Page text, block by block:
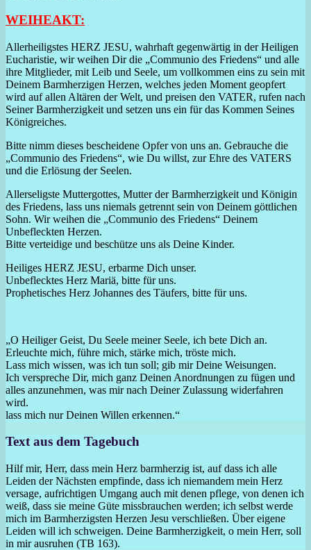
WEIHEAKT:
Allerheiligstes HERZ JESU, wahrhaft gegenwärtig in der Heiligen
Eucharistie, wir weihen Dir die „Communio des Friedens“ und alle
ihre Mitglieder, mit Leib und Seele, um vollkommen eins zu sein mit
Deinem Barmherzigen Herzen, welches jeden Moment geopfert
wird auf allen Altären der Welt, und preisen den VATER, rufen nach
Seiner Barmherzigkeit und setzen uns ein für das Kommen Seines
Königreiches.
Bitte nimm dieses bescheidene Opfer von uns an. Gebrauche die
„Communio des Friedens“, wie Du willst, zur Ehre des VATERS
und die Erlösung der Seelen.
Allerseligste Muttergottes, Mutter der Barmherzigkeit und Königin
des Friedens, lass uns niemals getrennt sein von Deinem göttlichen
Sohn. Wir weihen die „Communio des Friedens“ Deinem
Unbefleckten Herzen.
Bitte verteidige und beschütze uns als Deine Kinder.
Heiliges HERZ JESU, erbarme Dich unser.
Unbeflecktes Herz Mariä, bitte für uns.
Prophetisches Herz Johannes des Täufers, bitte für uns.
„O Heiliger Geist, Du Seele meiner Seele, ich bete Dich an.
Erleuchte mich, führe mich, stärke mich, tröste mich.
Lass mich wissen, was ich tun soll; gib mir Deine Weisungen.
Ich verspreche Dir, mich ganz Deinen Anordnungen zu fügen und
alles anzunehmen, was mir nach Deiner Zulassung widerfahren
wird.
lass mich nur Deinen Willen erkennen.“
Text aus dem Tagebuch
Hilf mir, Herr, dass mein Herz barmherzig ist, auf dass ich alle
Leiden der Nächsten empfinde, dass ich niemandem mein Herz
versage, aufrichtigen Umgang auch mit denen pflege, von denen ich
weiß, dass sie meine Güte missbrauchen werden; ich selbst werde
mich im Barmherzigsten Herzen Jesu verschließen. Über eigene
Leiden will ich schweigen. Deine Barmherzigkeit, o mein Herr, soll
in mir ausruhen (TB 163).